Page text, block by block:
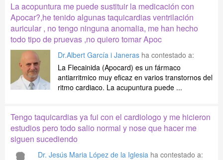
La acopuntura me puede sustituir la medicación con
Apocar?,he tenido algunas taquicardias ventrilación
auricular , no tengo ninguna anomalia, me han hecho
todo tipo de pruevas ,no quiero tomar Apoc
Dr.Albert García i Janeras ha contestado a:
La Flecainida (Apocard) es un fármaco
antiarritmico muy eficaz en varios transtornos del
ritmo cardiaco. La acupuntura puede ...
Tengo taquicardias ya fui con el cardiologo y me hicieron
estudios pero todo salio normal y nose que hacer me
siguen sucediendo
Dr. Jesús Maria López de la Iglesia ha contestado a: